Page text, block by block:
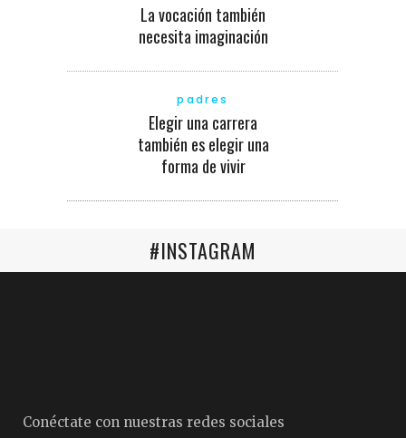
La vocación también
necesita imaginación
padres
Elegir una carrera
también es elegir una
forma de vivir
#INSTAGRAM
Conéctate con nuestras redes sociales